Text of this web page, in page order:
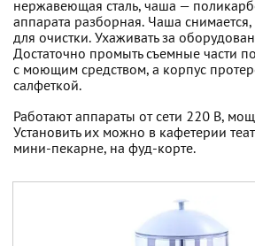
нержавеющая сталь, чаша —
аппарата разборная. Чаша снимается,
для очистки. Ухаживать за
Достаточно промыть съемные части
с моющим средством, а корпус
салфеткой.
Работают аппараты от сети 220 В,
Установить их можно в кафетерии
мини-пекарне, на фуд-корте.